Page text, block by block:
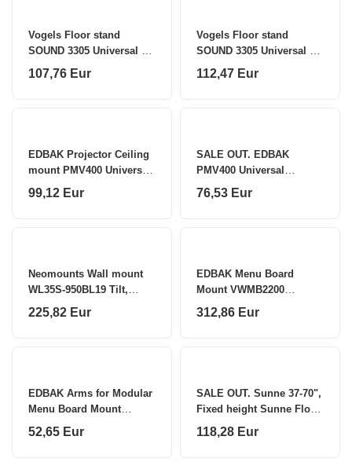
Vogels Floor stand
SOUND 3305 Universal L
Speaker Stand
107,76 Eur
Vogels Floor stand
SOUND 3305 Universal L
Speaker Stand
112,47 Eur
EDBAK Projector Ceiling
mount PMV400 Universal
Horizontal adjustment
99,12 Eur
SALE OUT. EDBAK
PMV400 Universal
Projector Ceiling Mount
SALE OUT. EDBAK
76,53 Eur
Neomounts Wall mount
WL35S-950BL19 Tilt,
Height adjustment, Width
adjustment, Rotate
225,82 Eur
EDBAK Menu Board
Mount VWMB2200
Maximum weight
(capacity) 200 kg Black
312,86 Eur
EDBAK Arms for Modular
Menu Board Mount
VWM.ARMS Maximum
weight (capacity) 40 kg
52,65 Eur
SALE OUT. Sunne 37-70",
Fixed height Sunne Floor
stand S112
multifunctional Mobile TV
118,28 Eur